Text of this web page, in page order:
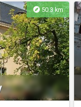
explore 50.3 km